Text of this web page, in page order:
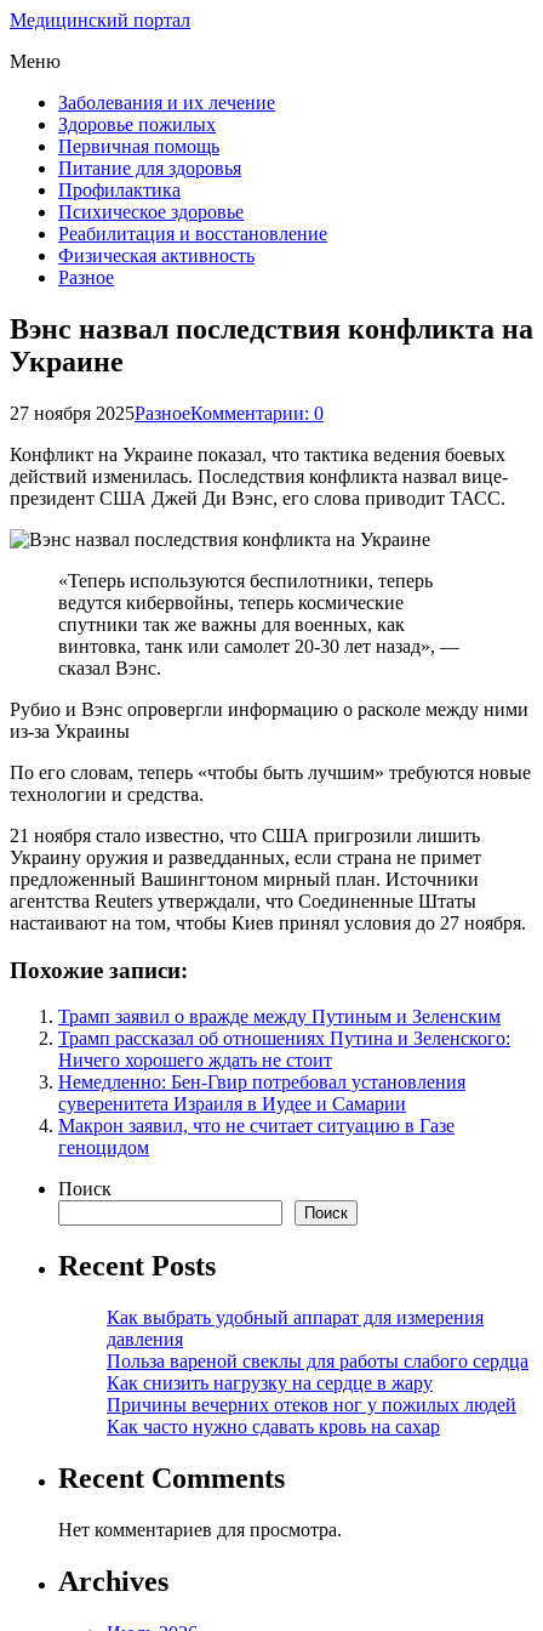
Медицинский портал
Меню
Заболевания и их лечение
Здоровье пожилых
Первичная помощь
Питание для здоровья
Профилактика
Психическое здоровье
Реабилитация и восстановление
Физическая активность
Разное
Вэнс назвал последствия конфликта на
Украине
27 ноября 2025РазноеКомментарии: 0
Конфликт на Украине показал, что тактика ведения боевых
действий изменилась. Последствия конфликта назвал вице-
президент США Джей Ди Вэнс, его слова приводит ТАСС.
«Теперь используются беспилотники, теперь
ведутся кибервойны, теперь космические
спутники так же важны для военных, как
винтовка, танк или самолет 20-30 лет назад», —
сказал Вэнс.
Рубио и Вэнс опровергли информацию о расколе между ними
из-за Украины
По его словам, теперь «чтобы быть лучшим» требуются новые
технологии и средства.
21 ноября стало известно, что США пригрозили лишить
Украину оружия и разведданных, если страна не примет
предложенный Вашингтоном мирный план. Источники
агентства Reuters утверждали, что Соединенные Штаты
настаивают на том, чтобы Киев принял условия до 27 ноября.
Похожие записи:
Трамп заявил о вражде между Путиным и Зеленским
Трамп рассказал об отношениях Путина и Зеленского:
Ничего хорошего ждать не стоит
Немедленно: Бен-Гвир потребовал установления
суверенитета Израиля в Иудее и Самарии
Макрон заявил, что не считает ситуацию в Газе
геноцидом
Поиск
Поиск
Recent Posts
Как выбрать удобный аппарат для измерения
давления
Польза вареной свеклы для работы слабого сердца
Как снизить нагрузку на сердце в жару
Причины вечерних отеков ног у пожилых людей
Как часто нужно сдавать кровь на сахар
Recent Comments
Нет комментариев для просмотра.
Archives